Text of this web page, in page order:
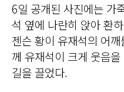
6일 공개된 사진에는 가
석 옆에 나란히 앉아 환
젠슨 황이 유재석의 어
께 유재석이 크게 웃음
길을 끌었다.